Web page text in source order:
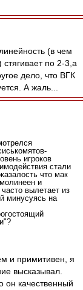
(в чем
стягивает по 2-3,а
дело, что ВГК
А жаль...
игроков
стали
что мак
и
вылетает из
минусуясь на
и примитивен, я
высказывал.
он качественный